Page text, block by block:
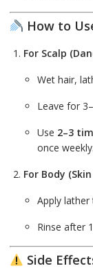
How to
For Scalp
Wet hair,
Leave for
Use 2–3
once weekly.
For Body
Apply
Rinse after
Side